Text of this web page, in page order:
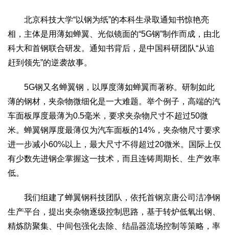
北京科技大学“以钢为纸”的本科生录取通知书惊艳亮
相，主体是用薄如蝉翼、光似镜面的“5G钢”制作而成，由北
科大和首钢联合研发。通知书背后，是中国科研团队“从追
赶到领先”的逆袭故事。
5G钢又名蝉翼钢，以厚度薄如蝉翼而著称。研制如此
薄的钢材，夹杂物微细化是一大难题。举个例子，高端的汽
车面板厚度最薄为0.5毫米，要求夹杂物尺寸不超过50微
米。蝉翼钢厚度最薄仅为汽车面板的14%，夹杂物尺寸要求
进一步减小60%以上，最大尺寸不得超过20微米。国际上仅
有少数先进钢企掌握这一技术，而且连铸周期长、生产效率
低。
我们组建了蝉翼钢科技团队，依托首钢京唐公司洁净钢
生产平台，提出夹杂物逐级控制思路，基于转炉低氧出钢、
精炼防聚集、中间包强化去除、结晶器流场控制等策略，率